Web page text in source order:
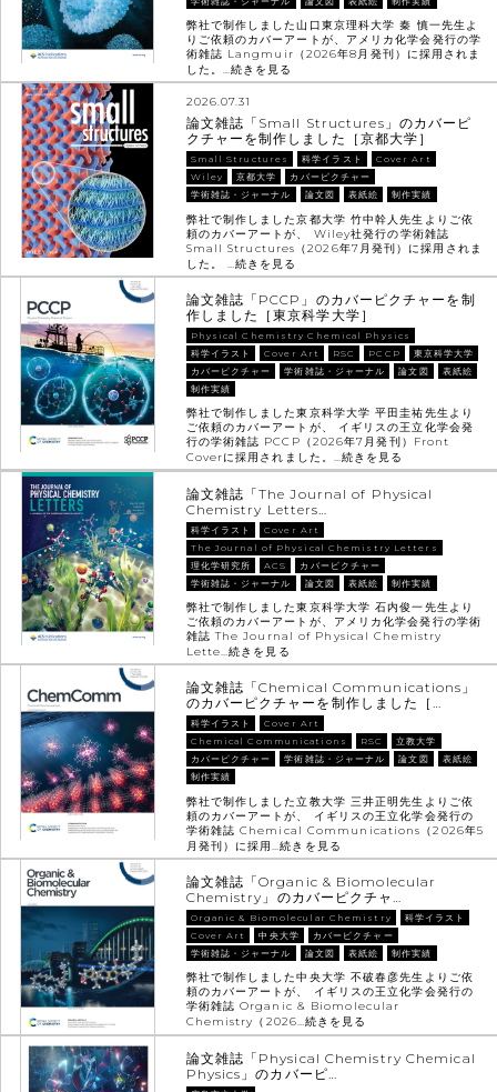
弊社で制作しました山口東京理科大学 秦 慎一先生よ
りご依頼のカバーアートが、アメリカ化学会発行の学
術雑誌 Langmuir（2026年8月発刊）に採用されま
した。…続きを見る
2026.07.31
論文雑誌「Small Structures」のカバーピ
クチャーを制作しました［京都大学］
Small Structures 科学イラスト
Cover Art
Wiley
京都大学
カバーピクチャー
学術雑誌・ジャーナル
論文図 表紙絵 制作実績
弊社で制作しました京都大学 竹中幹人先生よりご依
頼のカバーアートが、 Wiley社発行の学術雑誌
Small Structures（2026年7月発刊）に採用されま
した。 …続きを見る
論文雑誌「PCCP」のカバーピクチャーを制
作しました［東京科学大学］
Physical Chemistry Chemical Physics
科学イラスト
Cover Art RSC PCCP
東京科学大学
カバーピクチャー
学術雑誌・ジャーナル 論文図
表紙絵
制作実績
弊社で制作しました東京科学大学 平田圭祐先生より
ご依頼のカバーアートが、 イギリスの王立化学会発
行の学術雑誌 PCCP（2026年7月発刊）Front
Coverに採用されました。…続きを見る
論文雑誌「The Journal of Physical
Chemistry Letters…
科学イラスト
Cover Art
The Journal of Physical Chemistry Letters
理化学研究所
ACS
カバーピクチャー
学術雑誌・ジャーナル
論文図 表紙絵 制作実績
弊社で制作しました東京科学大学 石内俊一先生より
ご依頼のカバーアートが、アメリカ化学会発行の学術
雑誌 The Journal of Physical Chemistry
Lette…続きを見る
論文雑誌「Chemical Communications」
のカバーピクチャーを制作しました［…
科学イラスト
Cover Art
Chemical Communications
RSC
立教大学
カバーピクチャー
学術雑誌・ジャーナル 論文図
表紙絵
制作実績
弊社で制作しました立教大学 三井正明先生よりご依
頼のカバーアートが、 イギリスの王立化学会発行の
学術雑誌 Chemical Communications（2026年5
月発刊）に採用…続きを見る
論文雑誌「Organic & Biomolecular
Chemistry」のカバーピクチャ…
Organic & Biomolecular Chemistry
科学イラスト
Cover Art
中央大学
カバーピクチャー
学術雑誌・ジャーナル
論文図 表紙絵 制作実績
弊社で制作しました中央大学 不破春彦先生よりご依
頼のカバーアートが、 イギリスの王立化学会発行の
学術雑誌 Organic & Biomolecular
Chemistry（2026…続きを見る
論文雑誌「Physical Chemistry Chemical
Physics」のカバーピ…